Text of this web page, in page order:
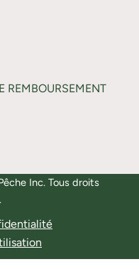
REMBOURSEMENT
Inc. Tous droits